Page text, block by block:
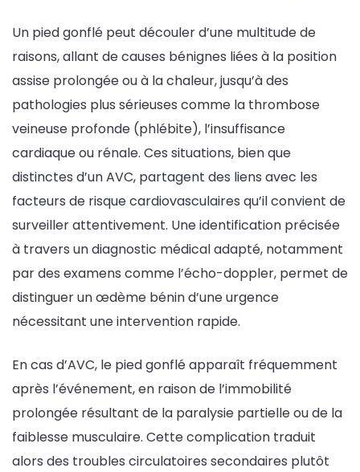
Un pied gonflé peut découler d’une multitude de
raisons, allant de causes bénignes liées à la position
assise prolongée ou à la chaleur, jusqu’à des
pathologies plus sérieuses comme la thrombose
veineuse profonde (phlébite), l’insuffisance
cardiaque ou rénale. Ces situations, bien que
distinctes d’un AVC, partagent des liens avec les
facteurs de risque cardiovasculaires qu’il convient de
surveiller attentivement. Une identification précisée
à travers un diagnostic médical adapté, notamment
par des examens comme l’écho-doppler, permet de
distinguer un œdème bénin d’une urgence
nécessitant une intervention rapide.
En cas d’AVC, le pied gonflé apparaît fréquemment
après l’événement, en raison de l’immobilité
prolongée résultant de la paralysie partielle ou de la
faiblesse musculaire. Cette complication traduit
alors des troubles circulatoires secondaires plutôt